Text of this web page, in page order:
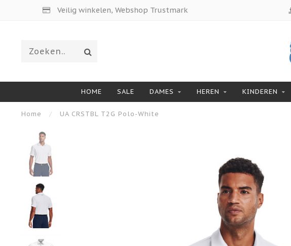
Veilig winkelen, Webshop Trustmark
HOME SALE DAMES HEREN KINDEREN
Home / UA CRSTBL T2G Polo-White